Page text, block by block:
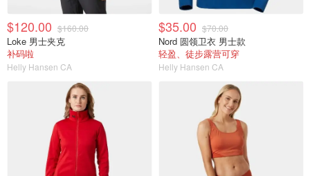
$120.00 $160.00
Loke 男士夹克
补码啦
Helly Hansen CA
$35.00 $70.00
Nord 圆领卫衣 男士款
轻盈、徒步露营可穿
Helly Hansen CA